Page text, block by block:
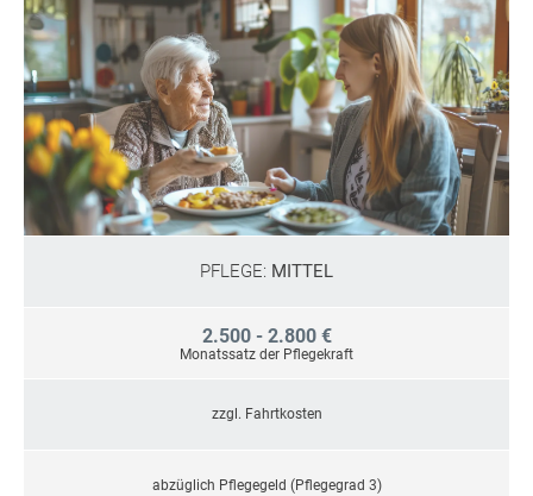
PFLEGE: MITTEL
2.500 - 2.800 €
Monatssatz der Pflegekraft
zzgl. Fahrtkosten
abzüglich Pflegegeld (Pflegegrad 3)